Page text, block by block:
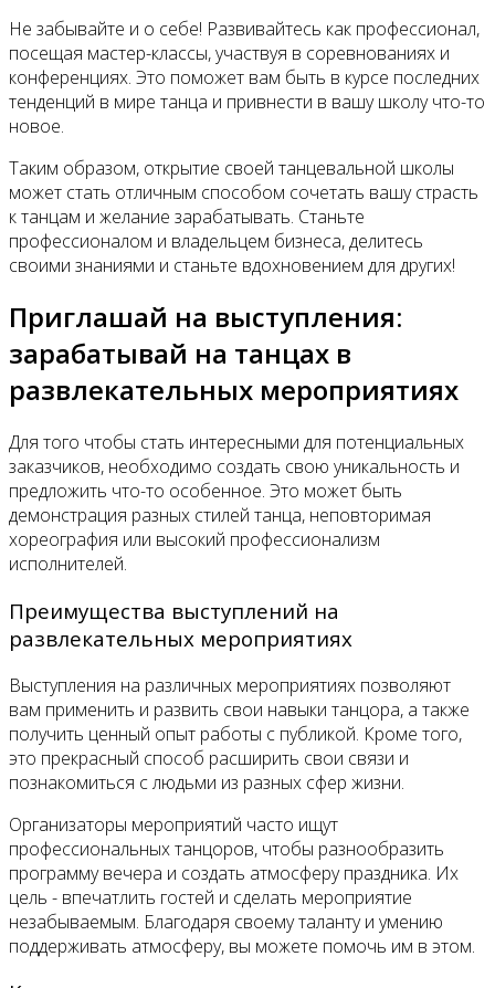
Не забывайте и о себе! Развивайтесь как профессионал,
посещая мастер-классы, участвуя в соревнованиях и
конференциях. Это поможет вам быть в курсе последних
тенденций в мире танца и привнести в вашу школу что-то
новое.
Таким образом, открытие своей танцевальной школы
может стать отличным способом сочетать вашу страсть
к танцам и желание зарабатывать. Станьте
профессионалом и владельцем бизнеса, делитесь
своими знаниями и станьте вдохновением для других!
Приглашай на выступления:
зарабатывай на танцах в
развлекательных мероприятиях
Для того чтобы стать интересными для потенциальных
заказчиков, необходимо создать свою уникальность и
предложить что-то особенное. Это может быть
демонстрация разных стилей танца, неповторимая
хореография или высокий профессионализм
исполнителей.
Преимущества выступлений на
развлекательных мероприятиях
Выступления на различных мероприятиях позволяют
вам применить и развить свои навыки танцора, а также
получить ценный опыт работы с публикой. Кроме того,
это прекрасный способ расширить свои связи и
познакомиться с людьми из разных сфер жизни.
Организаторы мероприятий часто ищут
профессиональных танцоров, чтобы разнообразить
программу вечера и создать атмосферу праздника. Их
цель - впечатлить гостей и сделать мероприятие
незабываемым. Благодаря своему таланту и умению
поддерживать атмосферу, вы можете помочь им в этом.